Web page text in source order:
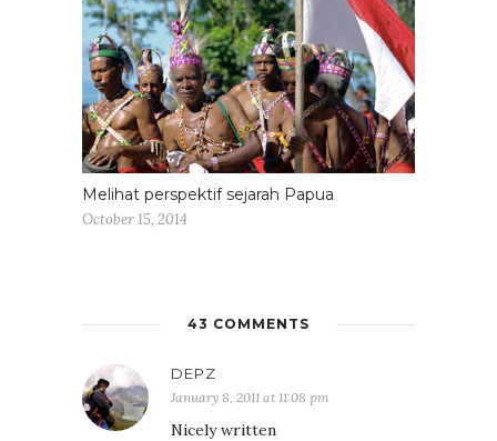
Melihat perspektif sejarah Papua
October 15, 2014
43 COMMENTS
DEPZ
January 8, 2011 at 11:08 pm
Nicely written